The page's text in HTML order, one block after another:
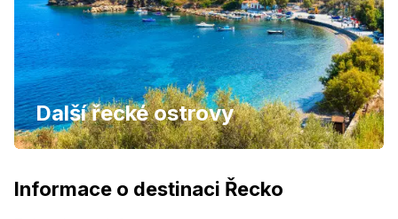
Další řecké ostrovy
Informace o destinaci Řecko